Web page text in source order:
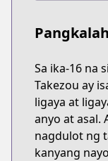
Sa ika-16 na
Takezou ay
ligaya at
anyo at asal.
nagdulot ng
kanyang